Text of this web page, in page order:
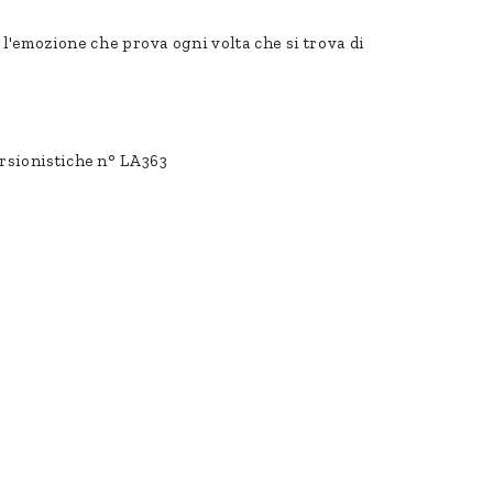
che prova ogni volta che si trova di
n° LA363